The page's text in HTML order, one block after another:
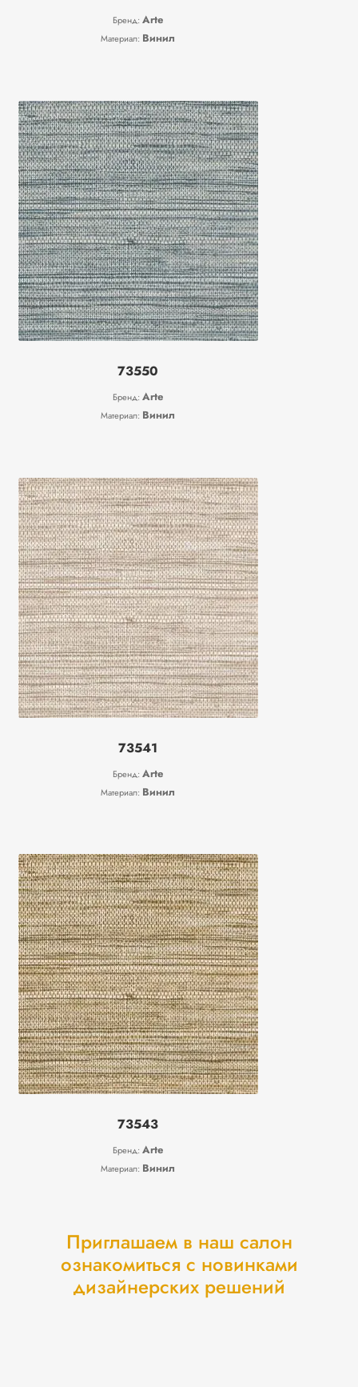
Бренд:Arte
Материал: Винил
73550
Бренд:Arte
Материал: Винил
73541
Бренд:Arte
Материал: Винил
73543
Бренд:Arte
Материал: Винил
Приглашаем в наш салон
ознакомиться с новинками
дизайнерских решений